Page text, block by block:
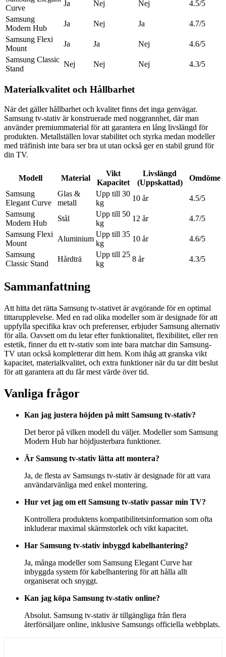
Curve
Ja Nej Nej
4.5/5
Samsung
Modern Hub
Ja Nej Ja
4.7/5
Samsung Flexi
Mount
Ja Ja Nej
4.6/5
Samsung Classic
Stand
Nej Nej Nej 4.3/5
Materialkvalitet och Hållbarhet
När det gäller hållbarhet och kvalitet finns det inga genvägar.
Samsung tv-stativ är konstruerade med noggrannhet, där man
använder premiummaterial för att garantera en lång livslängd för
produkten. Metallställen lovar stabilitet och styrka medan modeller
med träfinish inte bara ser bra ut utan också ger en stabil grund för
din TV.
Modell Material
Vikt
Kapacitet
Livslängd
(Uppskattad)
Omdöme
Samsung
Elegant Curve
Glas &
metall
Upp till 30
kg
10 år
4.5/5
Samsung
Modern Hub
Stål
Upp till 50
kg
12 år
4.7/5
Samsung Flexi
Mount
Aluminium
Upp till 35
kg
10 år
4.6/5
Samsung
Classic Stand
Hårdträ
Upp till 25
kg
8 år 4.3/5
Sammanfattning
Att hitta det rätta Samsung tv-stativet är avgörande för en optimal
tittarupplevelse. Med en rad olika modeller som är designade för att
uppfylla specifika krav och preferenser, erbjuder Samsung alternativ
för alla. Oavsett om du letar efter funktionalitet, flexibilitet, eller ren
estetik, finner du ett tv-stativ som inte bara matchar din Samsung-
TV utan också kompletterar ditt hem. Kom ihåg att granska vikt
kapacitet, materialkvalitet, och extra funktioner när du tar ditt beslut
för att garantera att du får mest värde över tid.
Vanliga frågor
Kan jag justera höjden på mitt Samsung tv-stativ?
Det beror på vilken modell du väljer. Modeller som Samsung
Modern Hub har höjdjusterbara funktioner.
Är Samsung tv-stativ lätta att montera?
Ja, de flesta av Samsungs tv-stativ är designade för att vara
användarvänliga med enkel montering.
Hur vet jag om ett Samsung tv-stativ passar min TV?
Kontrollera produktens kompatibilitetsinformation som ofta
inkluderar maximal skärmstorlek och vikt kapacitet.
Har Samsung tv-stativ inbyggd kabelhantering?
Ja, många modeller som Samsung Elegant Curve har
inbyggda system för kabelhantering för att hålla allt
organiserat och snyggt.
Kan jag köpa Samsung tv-stativ online?
Absolut. Samsung tv-stativ är tillgängliga från flera
återförsäljare online, inklusive Samsungs officiella webbplats.